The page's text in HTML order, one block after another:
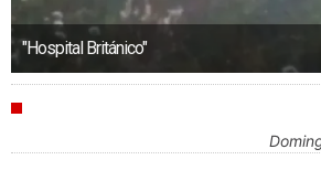
"Hospital Británico"